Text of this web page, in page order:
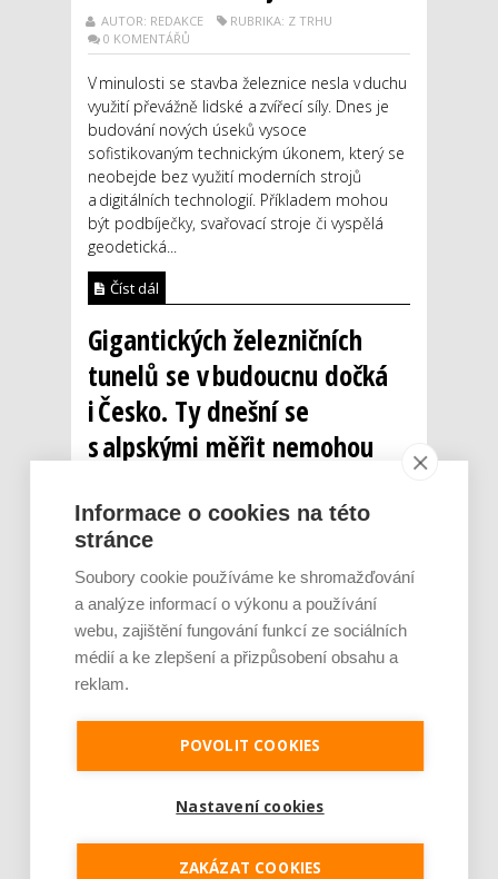
AUTOR: REDAKCE
RUBRIKA: Z TRHU
0 KOMENTÁŘŮ
V minulosti se stavba železnice nesla v duchu
využití převážně lidské a zvířecí síly. Dnes je
budování nových úseků vysoce
sofistikovaným technickým úkonem, který se
neobejde bez využití moderních strojů
a digitálních technologií. Příkladem mohou
být podbíječky, svařovací stroje či vyspělá
geodetická...
Číst dál
Gigantických železničních
tunelů se v budoucnu dočká
i Česko. Ty dnešní se
s alpskými měřit nemohou
Na české železnici je aktivně provozováno
Ejpovický tunel s 4 150 metry. I ten však
působí jako „drobek“ v porovnání s alpskými
giganty, z nichž největší měří více než pět
Informace o cookies na této
stránce
Soubory cookie používáme ke shromažďování
a analýze informací o výkonu a používání
webu, zajištění fungování funkcí ze sociálních
médií a ke zlepšení a přizpůsobení obsahu a
reklam.
POVOLIT COOKIES
Nastavení cookies
ZAKÁZAT COOKIES